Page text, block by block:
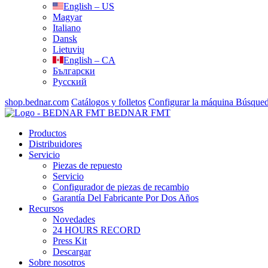
English – US
Magyar
Italiano
Dansk
Lietuvių
English – CA
Български
Русский
shop.bednar.com Catálogos y folletos Configurar la máquina
BEDNAR FMT
Productos
Distribuidores
Servicio
Piezas de repuesto
Servicio
Configurador de piezas de recambio
Garantía Del Fabricante Por Dos Años
Recursos
Novedades
24 HOURS RECORD
Press Kit
Descargar
Sobre nosotros